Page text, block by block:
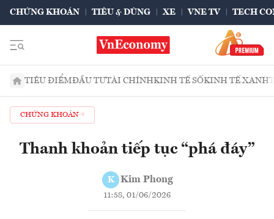
CHỨNG KHOÁN TIÊU & DÙNG XE VNE TV TECH
TIÊU ĐIỂMĐẦU TƯTÀI CHÍNHKINH TẾ SỐKINH TẾ XANH
CHỨNG KHOÁN
Thanh khoản tiếp tục “phá đáy”
K Kim Phong
11:58, 01/06/2026